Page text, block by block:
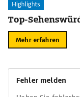
Highlights
Top-
Mehr erfahren
Fehler melden